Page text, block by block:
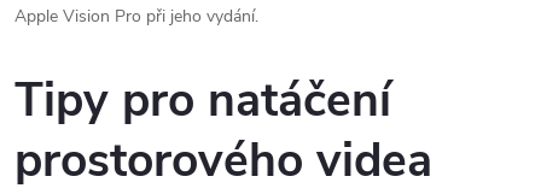
Apple Vision Pro při jeho vydání.
Tipy pro natáčení
prostorového videa